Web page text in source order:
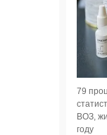
79
ВОЗ,
году